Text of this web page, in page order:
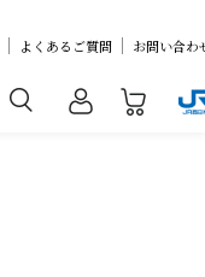
よくあるご質問 お問い合わ